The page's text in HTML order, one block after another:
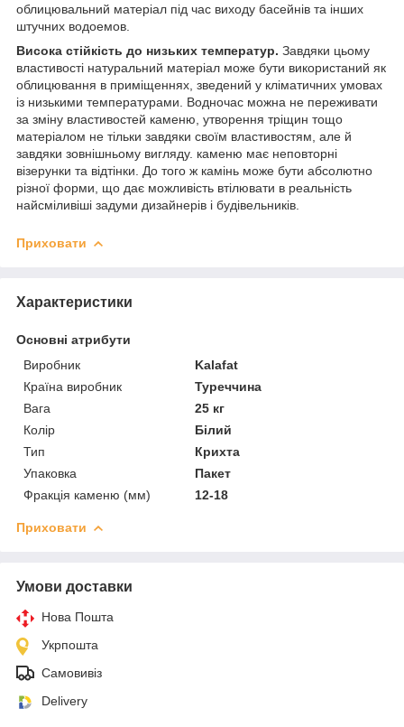
облицювальний матеріал під час виходу басейнів та інших
штучних водоемов.
Висока стійкість до низьких температур. Завдяки цьому
властивості натуральний матеріал може бути використаний як
облицювання в приміщеннях, зведений у кліматичних умовах
із низькими температурами. Водночас можна не переживати
за зміну властивостей каменю, утворення тріщин тощо
матеріалом не тільки завдяки своїм властивостям, але й
завдяки зовнішньому вигляду. каменю має неповторні
візерунки та відтінки. До того ж камінь може бути абсолютно
різної форми, що дає можливість втілювати в реальність
найсміливіші задуми дизайнерів і будівельників.
Приховати
Характеристики
Основні атрибути
Виробник
Kalafat
Країна виробник
Туреччина
Вага
25 кг
Колір
Білий
Тип
Крихта
Упаковка
Пакет
Фракція каменю (мм)
12-18
Приховати
Умови доставки
Нова Пошта
Укрпошта
Самовивіз
Delivery